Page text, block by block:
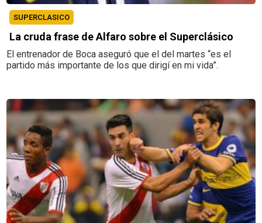
SUPERCLASICO
La cruda frase de Alfaro sobre el Superclásico
El entrenador de Boca aseguró que el del martes “es el
partido más importante de los que dirigí en mi vida”.